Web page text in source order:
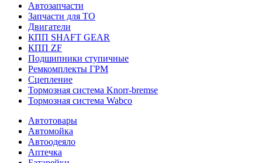
Автозапчасти
Запчасти для ТО
Двигатели
КПП SHAFT GEAR
КПП ZF
Подшипники ступичные
Ремкомплекты ГРМ
Сцепление
Тормозная система Knorr-bremse
Тормозная система Wabco
Автотовары
Автомойка
Автоодеяло
Аптечка